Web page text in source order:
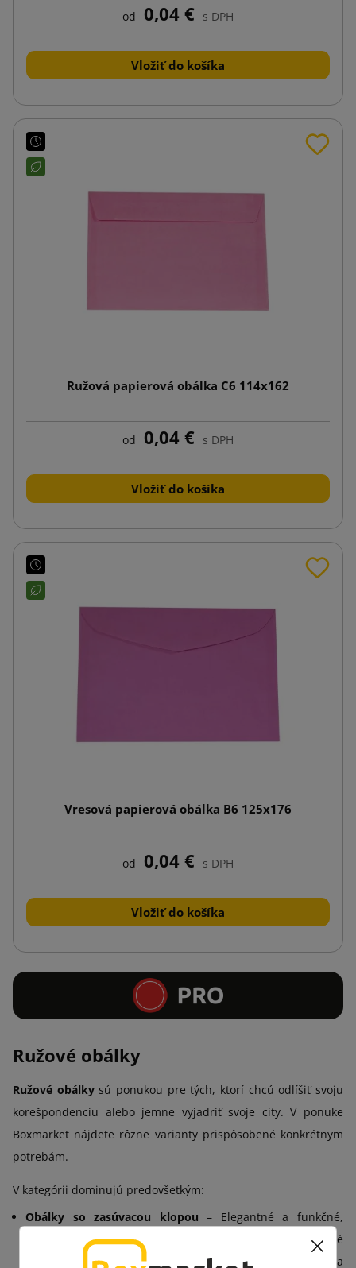
od 0,04 € s DPH
Vložiť do košíka
Ružová papierová obálka C6 114x162
od 0,04 € s DPH
Vložiť do košíka
Vresová papierová obálka B6 125x176
od 0,04 € s DPH
Vložiť do košíka
Ružové obálky
Ružové obálkysú ponukou pre tých, ktorí chcú odlíšiť svoju
korešpondenciu alebo jemne vyjadriť svoje city. V ponuke
Boxmarket nájdete rôzne varianty prispôsobené konkrétnym
potrebám.
V kategórii dominujú predovšetkým:
Obálky so zasúvacou klopou – Elegantné a funkčné,
ideálne na pozvánky, marketingové materiály alebo drobné
darčeky. Vďaka pevnej klope zostáva obsah v bezpečí a